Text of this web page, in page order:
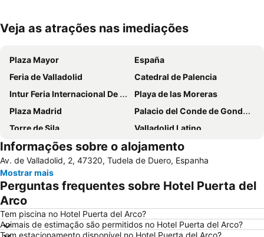
Ampliar mapa
Veja as atrações nas imediações
Plaza Mayor
España
Feria de Valladolid
Catedral de Palencia
Intur Feria Internacional De Turismo De Interior
Playa de las Moreras
Plaza Madrid
Palacio del Conde de Gondomar o Casa del Sol
Torre de Sila
Valladolid Latino
Estación de Ferrocarril
Calle Mayor
Castelo da Mota
Parque Villa de las Ferias
Auditorio Miguel Delibes
José Zorrilla
Monasterio de Santa María de Valbuena
Informações sobre o alojamento
Av. de Valladolid, 2, 47320, Tudela de Duero, Espanha
Mostrar mais
Perguntas frequentes sobre Hotel Puerta del
Arco
Tem piscina no Hotel Puerta del Arco?
Animais de estimação são permitidos no Hotel Puerta del Arco?